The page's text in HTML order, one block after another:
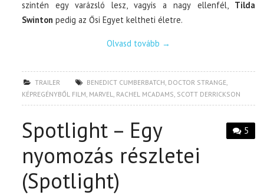
szintén egy varázsló lesz, vagyis a nagy ellenfél, Tilda
Swinton pedig az Ősi Egyet keltheti életre.
Olvasd tovább →
TRAILER BENEDICT CUMBERBATCH DOCTOR STRANGE
KÉPREGÉNYBŐL FILM MARVEL RACHEL MCADAMS SCOTT DERRICKSON
5
Spotlight – Egy
nyomozás részletei
(Spotlight)